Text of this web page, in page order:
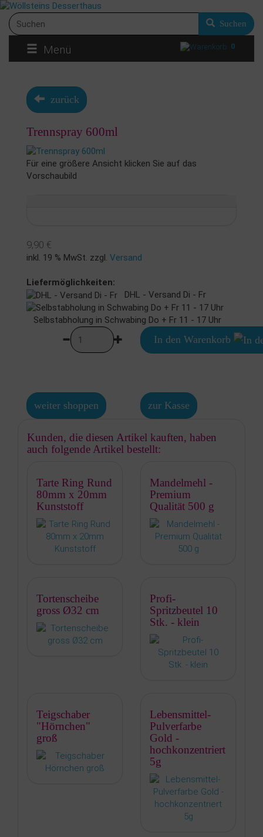
Suchen
Menü 0
zurück
Trennspray 600ml
Für eine größere Ansicht klicken Sie auf das
Vorschaubild
9,90 €
inkl. 19 % MwSt. zzgl. Versand
Liefermöglichkeiten:
DHL - Versand Di - Fr
Selbstabholung in Schwabing Do + Fr 11 - 17 Uhr
In den Warenkorb
weiter shoppen zur Kasse
Kunden, die diesen Artikel kauften, haben
auch folgende Artikel bestellt:
Tarte Ring Rund
80mm x 20mm
Kunststoff
Mandelmehl -
Premium
Qualität 500 g
Tortenscheibe
gross Ø32 cm
Profi-
Spritzbeutel 10
Stk. - klein
Teigschaber
"Hörnchen"
groß
Lebensmittel-
Pulverfarbe
Gold -
hochkonzentriert
5g